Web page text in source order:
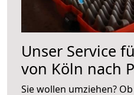
Unser Service
von Köln nach
Sie wollen umziehen?